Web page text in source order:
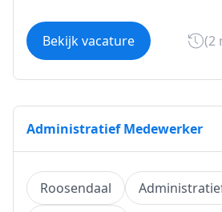
Bekijk vacature (2
Administratief Medewerker
Roosendaal